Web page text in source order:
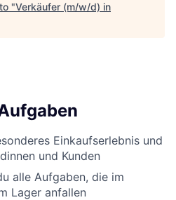
"Verkäufer (m/w/d) in
Einkaufserlebnis und
und Kunden
alle Aufgaben, die im
Lager anfallen